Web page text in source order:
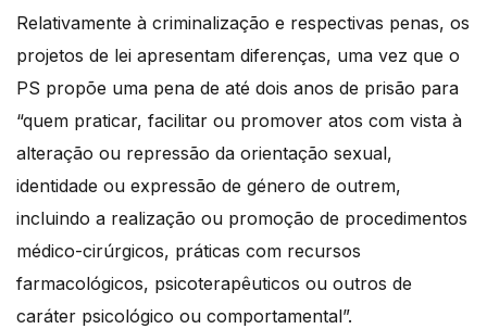
Relativamente à criminalização e respectivas penas, os
projetos de lei apresentam diferenças, uma vez que o
PS propõe uma pena de até dois anos de prisão para
“quem praticar, facilitar ou promover atos com vista à
alteração ou repressão da orientação sexual,
identidade ou expressão de género de outrem,
incluindo a realização ou promoção de procedimentos
médico-cirúrgicos, práticas com recursos
farmacológicos, psicoterapêuticos ou outros de
caráter psicológico ou comportamental”.